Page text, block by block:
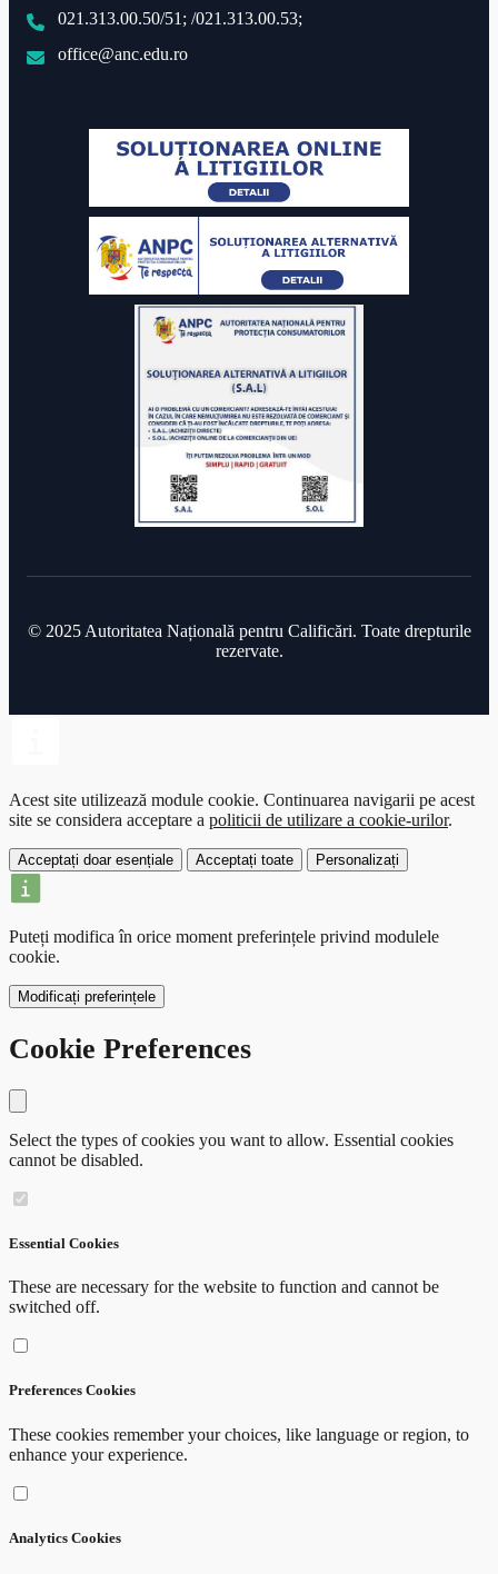
021.313.00.50/51; /021.313.00.53;
office@anc.edu.ro
© 2025 Autoritatea Națională pentru Calificări. Toate drepturile
rezervate.
Acest site utilizează module cookie. Continuarea navigarii pe acest
site se considera acceptare a politicii de utilizare a cookie-urilor.
Acceptați doar esențiale Acceptați toate Personalizați
Puteți modifica în orice moment preferințele privind modulele
cookie.
Modificați preferințele
Cookie Preferences
Select the types of cookies you want to allow. Essential cookies
cannot be disabled.
Essential Cookies
These are necessary for the website to function and cannot be
switched off.
Preferences Cookies
These cookies remember your choices, like language or region, to
enhance your experience.
Analytics Cookies